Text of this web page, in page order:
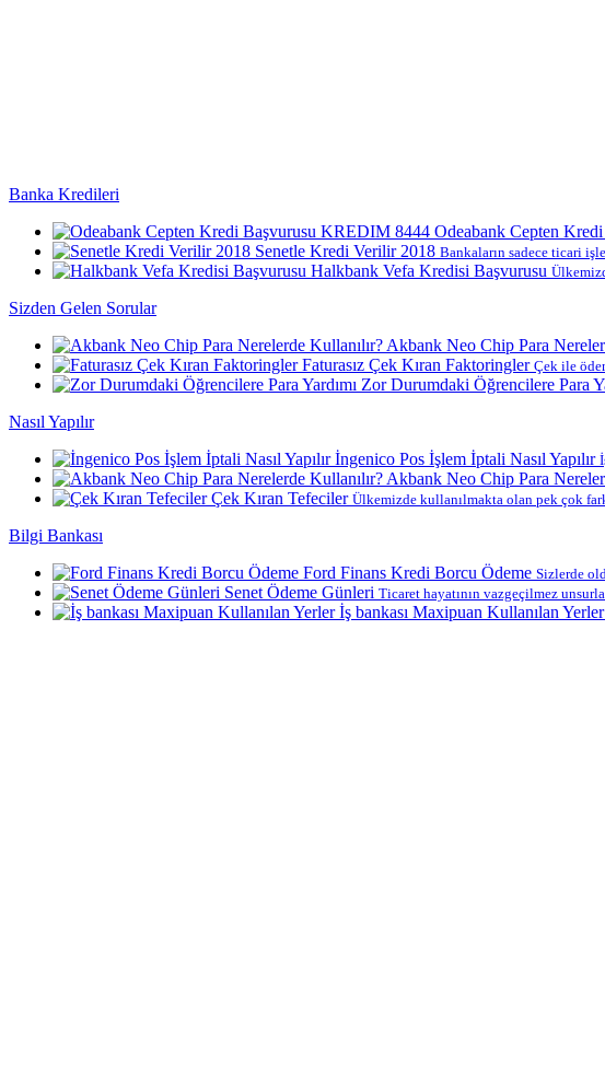
Banka Kredileri
Odeabank Cepten
Senetle Kredi Verilir 2018 Bankaların sadece ticari
Halkbank Vefa Kredisi Başvurusu
Sizden Gelen Sorular
Akbank Neo Chip Para
Faturasız Çek Kıran Faktoringler Çek ile
Zor Durumdaki Öğrencilere Para
Nasıl Yapılır
İngenico Pos İşlem İptali Nasıl Yapılır
Akbank Neo Chip Para
Çek Kıran Tefeciler Ülkemizde kullanılmakta olan pek çok
Bilgi Bankası
Ford Finans Kredi Borcu Ödeme Sizlerde
Senet Ödeme Günleri Ticaret hayatının vazgeçilmez
İş bankası Maxipuan Kullanılan Yerler